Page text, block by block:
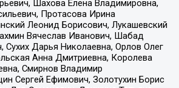
Шахова Елена Владимировна,
Протасова Ирина
Леонид Борисович, Лукашевский
Вячеслав Иванович, Шабад
Сухих Дарья Николаевна, Орлов Олег
Анна Дмитриевна, Королева
Смирнов Владимир
Сергей Ефимович, Золотухин Борис